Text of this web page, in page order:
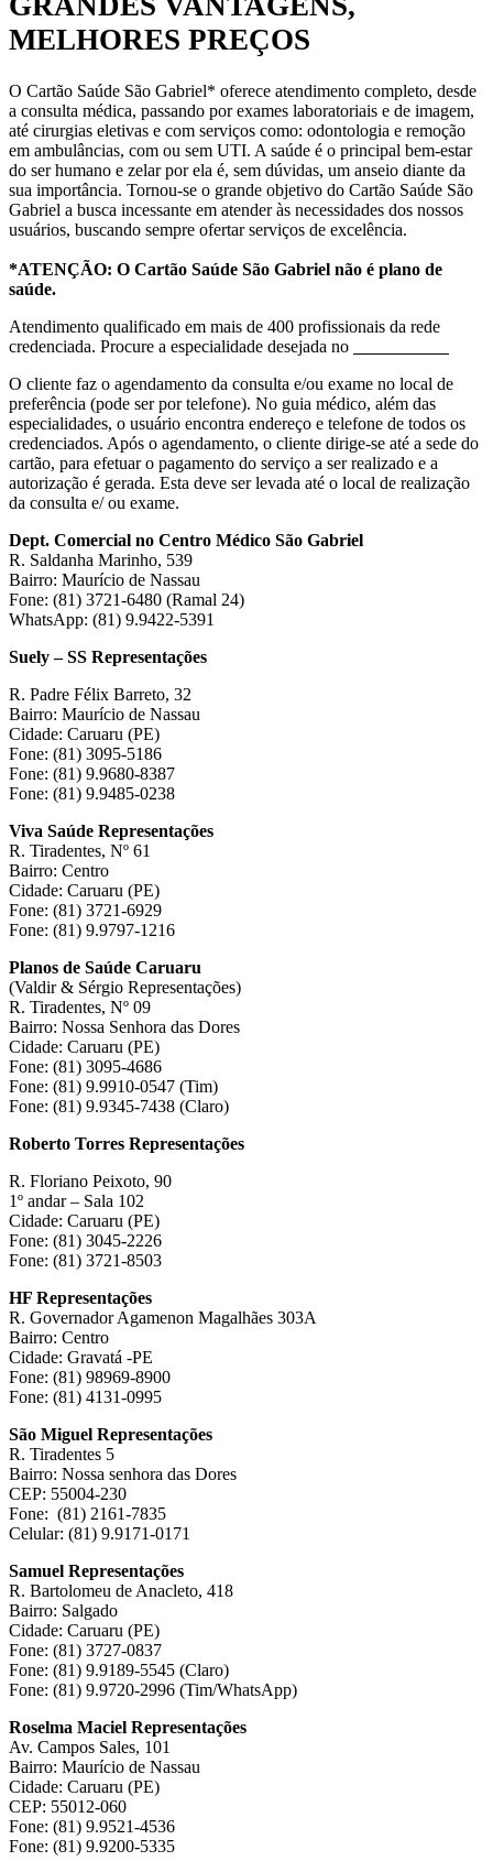
MELHORES PREÇOS
O Cartão Saúde São Gabriel* oferece atendimento completo, desde
a consulta médica, passando por exames laboratoriais e de imagem,
até cirurgias eletivas e com serviços como: odontologia e remoção
em ambulâncias, com ou sem UTI. A saúde é o principal bem-estar
do ser humano e zelar por ela é, sem dúvidas, um anseio diante da
sua importância. Tornou-se o grande objetivo do Cartão Saúde São
Gabriel a busca incessante em atender às necessidades dos nossos
usuários, buscando sempre ofertar serviços de excelência.
*ATENÇÃO: O Cartão Saúde São Gabriel não é plano de
saúde.
Atendimento qualificado em mais de 400 profissionais da rede
credenciada. Procure a especialidade desejada no
O cliente faz o agendamento da consulta e/ou exame no local de
preferência (pode ser por telefone). No guia médico, além das
especialidades, o usuário encontra endereço e telefone de todos os
credenciados. Após o agendamento, o cliente dirige-se até a sede do
cartão, para efetuar o pagamento do serviço a ser realizado e a
autorização é gerada. Esta deve ser levada até o local de realização
da consulta e/ ou exame.
Dept. Comercial no Centro Médico São Gabriel
R. Saldanha Marinho, 539
Bairro: Maurício de Nassau
Fone: (81) 3721-6480 (Ramal 24)
WhatsApp: (81) 9.9422-5391
Suely – SS Representações
R. Padre Félix Barreto, 32
Bairro: Maurício de Nassau
Cidade: Caruaru (PE)
Fone: (81) 3095-5186
Fone: (81) 9.9680-8387
Fone: (81) 9.9485-0238
Viva Saúde Representações
R. Tiradentes, Nº 61
Bairro: Centro
Cidade: Caruaru (PE)
Fone: (81) 3721-6929
Fone: (81) 9.9797-1216
Planos de Saúde Caruaru
(Valdir & Sérgio Representações)
R. Tiradentes, Nº 09
Bairro: Nossa Senhora das Dores
Cidade: Caruaru (PE)
Fone: (81) 3095-4686
Fone: (81) 9.9910-0547 (Tim)
Fone: (81) 9.9345-7438 (Claro)
Roberto Torres Representações
R. Floriano Peixoto, 90
1º andar – Sala 102
Cidade: Caruaru (PE)
Fone: (81) 3045-2226
Fone: (81) 3721-8503
HF Representações
R. Governador Agamenon Magalhães 303A
Bairro: Centro
Cidade: Gravatá -PE
Fone: (81) 98969-8900
Fone: (81) 4131-0995
São Miguel Representações
R. Tiradentes 5
Bairro: Nossa senhora das Dores
CEP: 55004-230
Fone: (81) 2161-7835
Celular: (81) 9.9171-0171
Samuel Representações
R. Bartolomeu de Anacleto, 418
Bairro: Salgado
Cidade: Caruaru (PE)
Fone: (81) 3727-0837
Fone: (81) 9.9189-5545 (Claro)
Fone: (81) 9.9720-2996 (Tim/WhatsApp)
Roselma Maciel Representações
Av. Campos Sales, 101
Bairro: Maurício de Nassau
Cidade: Caruaru (PE)
CEP: 55012-060
Fone: (81) 9.9521-4536
Fone: (81) 9.9200-5335